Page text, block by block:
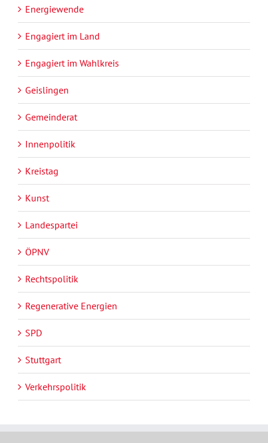
Energiewende
Engagiert im Land
Engagiert im Wahlkreis
Geislingen
Gemeinderat
Innenpolitik
Kreistag
Kunst
Landespartei
ÖPNV
Rechtspolitik
Regenerative Energien
SPD
Stuttgart
Verkehrspolitik